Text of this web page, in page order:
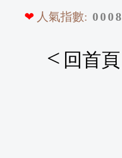
❤ 人氣指數: 0008
< 回首頁